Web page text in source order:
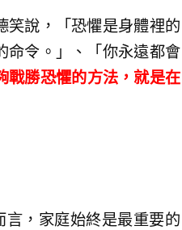
笑說，「恐懼是身體裡的
命令。」、「你永遠都會
戰勝恐懼的方法，就是在
，家庭始終是最重要的